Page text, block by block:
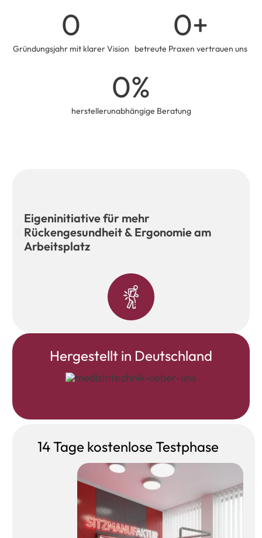
0
Gründungsjahr mit klarer Vision
0+
betreute Praxen vertrauen uns
0%
herstellerunabhängige Beratung
Eigeninitiative für mehr
Rückengesundheit & Ergonomie am
Arbeitsplatz
Hergestellt in Deutschland
14 Tage kostenlose Testphase